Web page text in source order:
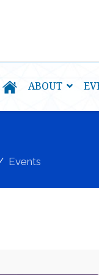
ABOUT
Events